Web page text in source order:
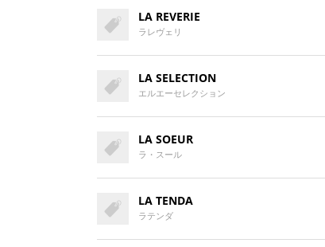
LA REVERIE
ラレヴェリ
LA SELECTION
エルエーセレクション
LA SOEUR
ラ・スール
LA TENDA
ラテンダ